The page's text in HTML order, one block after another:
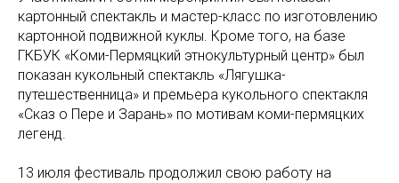
картонный спектакль и мастер-класс по изготовлению
картонной подвижной куклы. Кроме того, на базе
ГКБУК «Коми-Пермяцкий этнокультурный центр» был
показан кукольный спектакль «Лягушка-
путешественница» и премьера кукольного спектакля
«Сказ о Пере и Зарань» по мотивам коми-пермяцких
легенд.
13 июля фестиваль продолжил свою работу на